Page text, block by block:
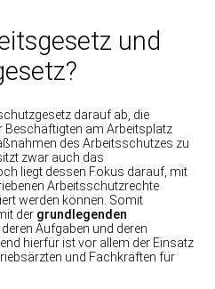
und
darauf ab, die
Beschäftigten am Arbeitsplatz
des Arbeitsschutzes zu
zwar auch das
liegt dessen Fokus darauf, mit
Arbeitsschutzrechte
werden können. Somit
der grundlegenden
Aufgaben und deren
hierfür ist vor allem der Einsatz
und Fachkräften für